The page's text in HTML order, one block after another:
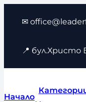
съдържанието
✉
📍
Начало